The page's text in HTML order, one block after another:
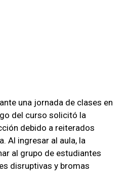
una jornada de clases en
del curso solicitó la
debido a reiterados
Al ingresar al aula, la
al grupo de estudiantes
disruptivas y bromas